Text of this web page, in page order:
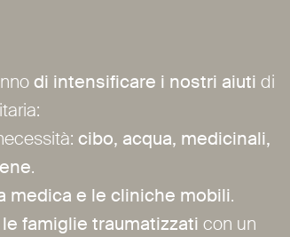
di intensificare i nostri aiuti di
cibo, acqua, medicinali,
.
medica e le cliniche mobili.
famiglie traumatizzati con un